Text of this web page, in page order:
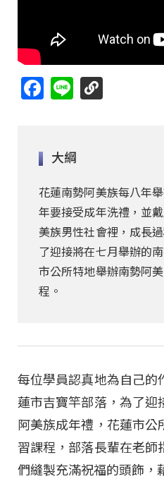
Facebook
Line
大綱
花蓮南勢阿美族每八年
年要接受成年洗禮，並
美族男性社會裡，成長
了迎接將在七月舉辦的
市公所特地舉辦南勢阿
程。
每位學員認真地為自己的
蓮市吉寶竿部落，為了迎
阿美族成年禮，花蓮市
習課程，部落長輩在老師
們縫製充滿祝福的頭飾，